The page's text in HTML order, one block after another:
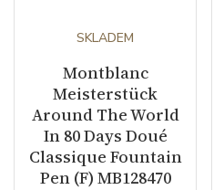
SKLADEM
Montblanc
Meisterstück
Around The World
In 80 Days Doué
Classique Fountain
Pen (F) MB128470